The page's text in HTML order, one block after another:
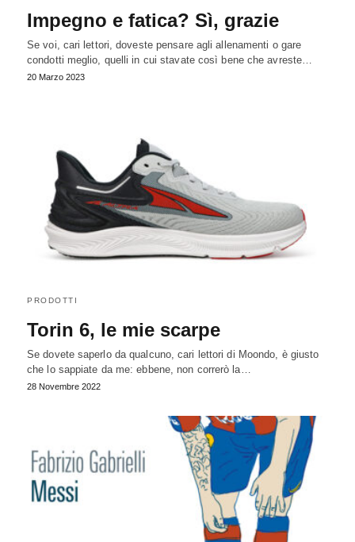
Impegno e fatica? Sì, grazie
Se voi, cari lettori, doveste pensare agli allenamenti o gare
condotti meglio, quelli in cui stavate così bene che avreste…
20 Marzo 2023
PRODOTTI
Torin 6, le mie scarpe
Se dovete saperlo da qualcuno, cari lettori di Moondo, è giusto
che lo sappiate da me: ebbene, non correrò la…
28 Novembre 2022